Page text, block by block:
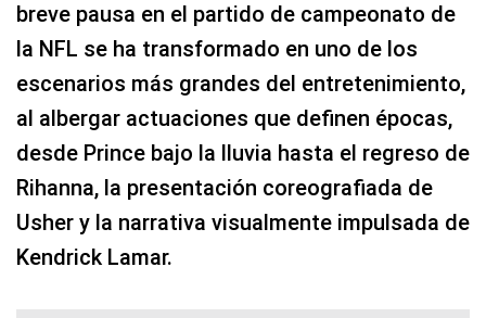
breve pausa en el partido de campeonato de
la NFL se ha transformado en uno de los
escenarios más grandes del entretenimiento,
al albergar actuaciones que definen épocas,
desde Prince bajo la lluvia hasta el regreso de
Rihanna, la presentación coreografiada de
Usher y la narrativa visualmente impulsada de
Kendrick Lamar.